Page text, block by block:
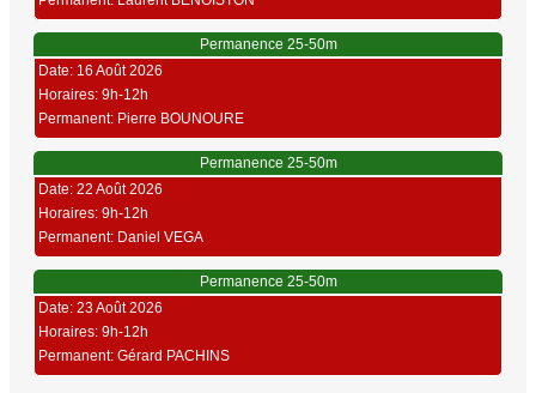
Permanence 25-50m
Date: 16 Août 2026
Horaires: 9h-12h
Permanent: Pierre BOUNOURE
Permanence 25-50m
Date: 22 Août 2026
Horaires: 9h-12h
Permanent: Daniel VEGA
Permanence 25-50m
Date: 23 Août 2026
Horaires: 9h-12h
Permanent: Gérard PACHINS